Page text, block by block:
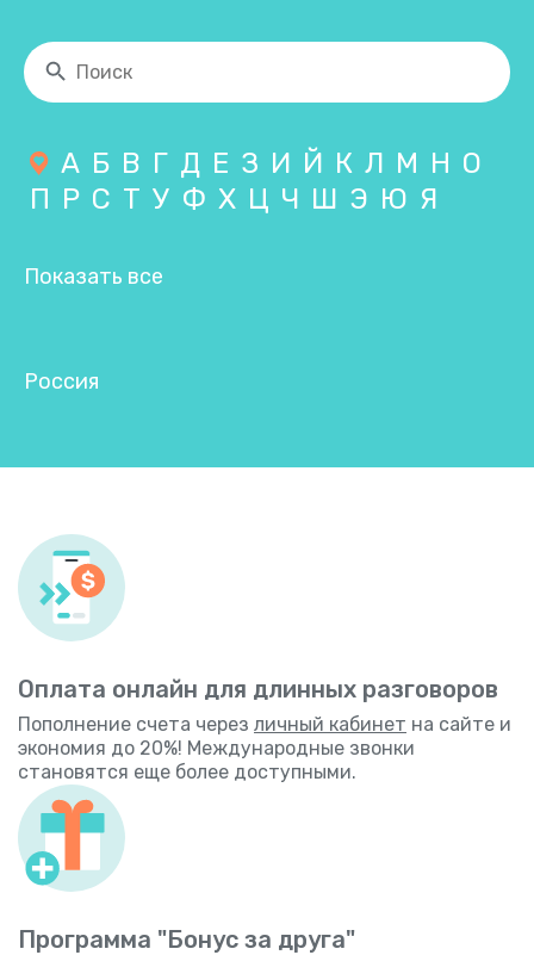
А Б В Г Д Е З И Й К Л М Н О
П Р С Т У Ф Х Ц Ч Ш Э Ю Я
Показать все
Россия
Оплата онлайн для длинных разговоров
Пополнение счета через личный кабинет на сайте и
экономия до 20%! Международные звонки
становятся еще более доступными.
Программа "Бонус за друга"